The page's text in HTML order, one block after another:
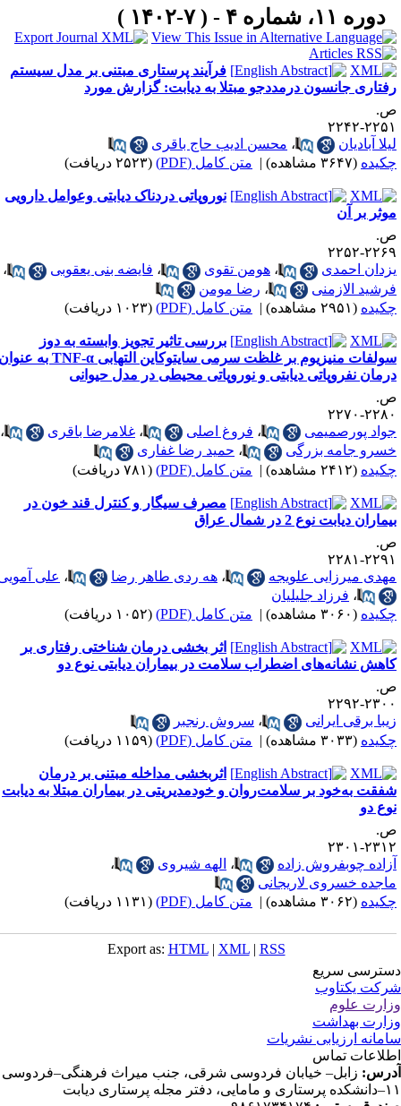
دوره ۱۱، شماره ۴ - ( ۷-۱۴۰۲ )
فرآیند پرستاری مبتنی بر مدل سیستم
جانسون درمددجو مبتلا به دیابت: گزارش مورد
۲۲۴۲
آبادیان
،محسن ادیب حاج باقری
(۳۶۴۷ مشاهده) | متن کامل (PDF) (۲۵۲۳ دریافت)
نوروپاتی دردناک دیابتی وعوامل دارویی
بر آن
۲۲۵۲
احمدی
،هومن تقوی ،فایضه بنی یعقوبی
،
الازمنی
،رضا مومن
(۲۹۵۱ مشاهده) | متن کامل (PDF) (۱۰۲۳ دریافت)
بررسی تاثیر تجویز وابسته به دوز
سولفات منیزیوم بر غلظت سرمی سایتوکاین التهابی TNF-α به عنوان
نفروپاتی دیابتی و نوروپاتی محیطی در مدل حیوانی
۲۲۷۰
پورصمیمی
،فروغ اصلی ،غلامرضا باقری
،
جامه بزرگی
،حمید رضا غفاری
(۲۴۱۲ مشاهده) | متن کامل (PDF) (۷۸۱ دریافت)
مصرف سیگار و کنترل قند خون در
دیابت نوع 2 در شمال عراق
۲۲۸۱
میرزایی علویجه
،هه ردی طاهر رضا ،علی آمویی
،فرزاد جلیلیان
(۳۰۶۰ مشاهده) | متن کامل (PDF) (۱۰۵۲ دریافت)
اثر بخشی درمان شناختی رفتاری بر
نشانه‌های اضطراب سلامت در بیماران دیابتی نوع دو
۲۲۹۲
برقی ایرانی
،سروش رنجبر
(۳۰۳۳ مشاهده) | متن کامل (PDF) (۱۱۵۹ دریافت)
اثربخشی مداخله مبتنی بر درمان
‌به‌خود بر سلامت‌روان و خودمدیریتی در بیماران مبتلا به دیابت
دو
۲۳۰۱
چوبفروش زاده
،الهه شیروی
،
خسروی لاریجانی
(۳۰۶۲ مشاهده) | متن کامل (PDF) (۱۱۳۱ دریافت)
Export as:HTML |XML |RSS
سریع
یکتاوب
علوم
بهداشت
ارزیابی نشریات
تماس
زابل– خیابان فردوسی شرقی، جنب میراث فرهنگی–فردوسی
پرستاری دیابت